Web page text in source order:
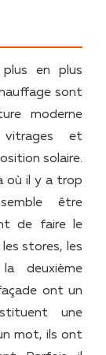
en plus
sont
moderne
vitrages et
solaire.
où il y a trop
être
de faire le
stores, les
deuxième
ont un
une
mot, ils ont